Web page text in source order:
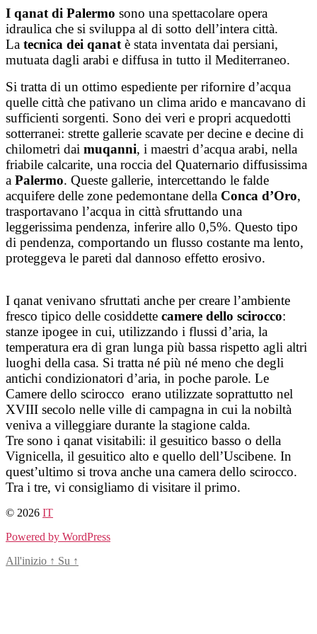
Salta
al
contenuto
I qanat di Palermo sono una spettacolare opera
idraulica che si sviluppa al di sotto dell’intera città.
La tecnica dei qanat è stata inventata dai persiani,
mutuata dagli arabi e diffusa in tutto il Mediterraneo.
Si tratta di un ottimo espediente per rifornire d’acqua
quelle città che pativano un clima arido e mancavano di
sufficienti sorgenti. Sono dei veri e propri acquedotti
sotterranei: strette gallerie scavate per decine e decine di
chilometri dai muqanni, i maestri d’acqua arabi, nella
friabile calcarite, una roccia del Quaternario diffusissima
a Palermo. Queste gallerie, intercettando le falde
acquifere delle zone pedemontane della Conca d’Oro,
trasportavano l’acqua in città sfruttando una
leggerissima pendenza, inferire allo 0,5%. Questo tipo
di pendenza, comportando un flusso costante ma lento,
proteggeva le pareti dal dannoso effetto erosivo.
I qanat venivano sfruttati anche per creare l’ambiente
fresco tipico delle cosiddette camere dello scirocco:
stanze ipogee in cui, utilizzando i flussi d’aria, la
temperatura era di gran lunga più bassa rispetto agli altri
luoghi della casa. Si tratta né più né meno che degli
antichi condizionatori d’aria, in poche parole. Le
Camere dello scirocco erano utilizzate soprattutto nel
XVIII secolo nelle ville di campagna in cui la nobiltà
veniva a villeggiare durante la stagione calda.
Tre sono i qanat visitabili: il gesuitico basso o della
Vignicella, il gesuitico alto e quello dell’Uscibene. In
quest’ultimo si trova anche una camera dello scirocco.
Tra i tre, vi consigliamo di visitare il primo.
© 2026 IT
Powered by WordPress
All'inizio ↑ Su ↑